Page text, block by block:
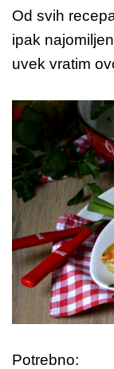
c
e
b
o
k
er
e
st
Od svih
ipak
uvek vratim
Potrebno: